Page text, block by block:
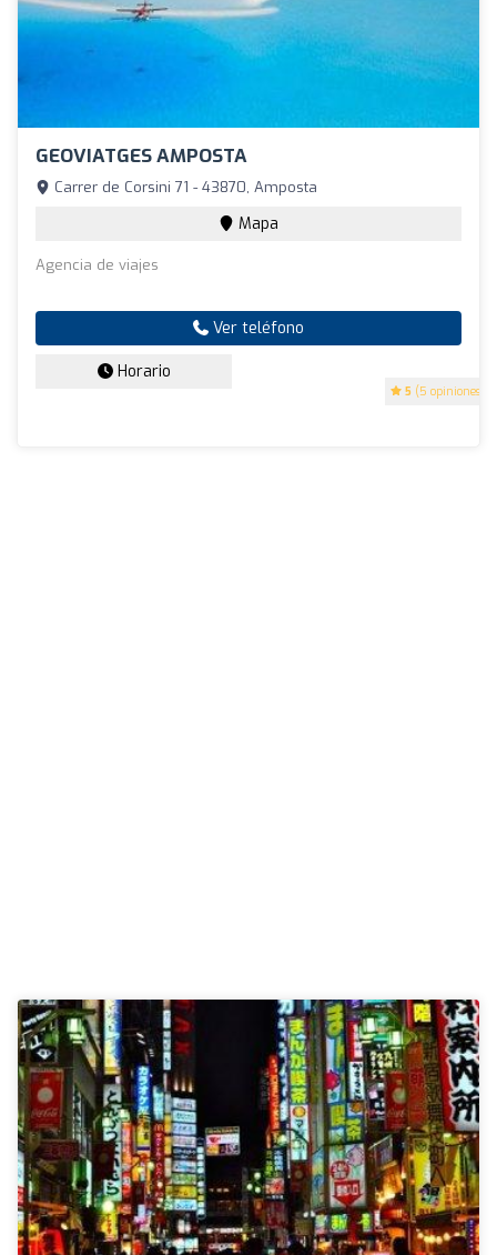
GEOVIATGES AMPOSTA
5 (5 opiniones)
Carrer de Corsini 71 - 43870, Amposta
Mapa
Agencia de viajes
Ver teléfono
Horario